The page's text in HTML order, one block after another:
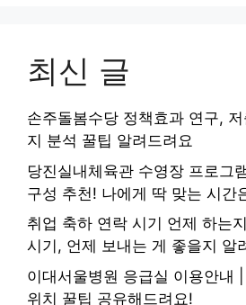
최신 글
손주돌봄수당 정책효과 연구,
지 분석 꿀팁 알려드려요
당진실내체육관 수영장 프로그
구성 추천! 나에게 딱 맞는 시간
취업 축하 연락 시기 언제 하는
시기, 언제 보내는 게 좋을지 알
이대서울병원 응급실 이용안내
위치 꿀팁 공유해드려요!